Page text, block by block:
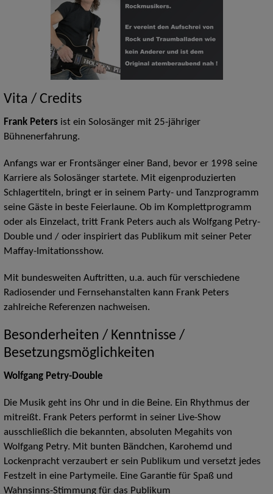
Vita / Credits
Frank Peters ist ein Solosänger mit 25-jähriger
Bühnenerfahrung.
Anfangs war er Frontsänger einer Band, bevor er 1998 seine
Karriere als Solosänger startete. Mit eigenproduzierten
Schlagertiteln, bringt er in seinem Party- und Tanzprogramm
seine Gäste in beste Feierlaune. Ob im Komplettprogramm
oder als Einzelact, tritt Frank Peters auch als Wolfgang Petry-
Double und / oder inspiriert das Publikum mit seiner Peter
Maffay-Imitationsshow.
Mit bundesweiten Auftritten, u.a. auch für verschiedene
Radiosender und Fernsehanstalten kann Frank Peters
zahlreiche Referenzen nachweisen.
Besonderheiten / Kenntnisse /
Besetzungsmöglichkeiten
Wolfgang Petry-Double
Die Musik geht ins Ohr und in die Beine. Ein Rhythmus der
mitreißt. Frank Peters performt in seiner Live-Show
ausschließlich die bekannten, absoluten Megahits von
Wolfgang Petry. Mit bunten Bändchen, Karohemd und
Lockenpracht verzaubert er sein Publikum und versetzt jedes
Festzelt in eine Partymeile. Eine Garantie für Spaß und
Wahnsinns-Stimmung für das Publikum